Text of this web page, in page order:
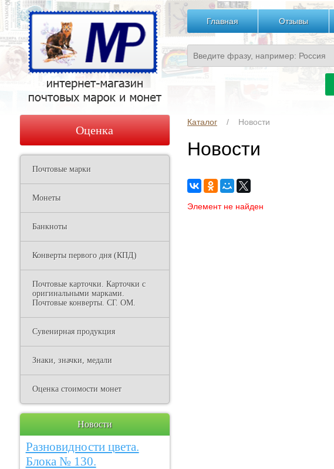
Главная Отзывы
Каталог Новости
Новости
Элемент не найден
Оценка
Почтовые марки
Монеты
Банкноты
Конверты первого дня (КПД)
Почтовые карточки. Карточки с
оригинальными марками.
Почтовые конверты. СГ. ОМ.
Сувенирная продукция
Знаки, значки, медали
Оценка стоимости монет
Новости
Разновидности цвета.
Блока № 130.